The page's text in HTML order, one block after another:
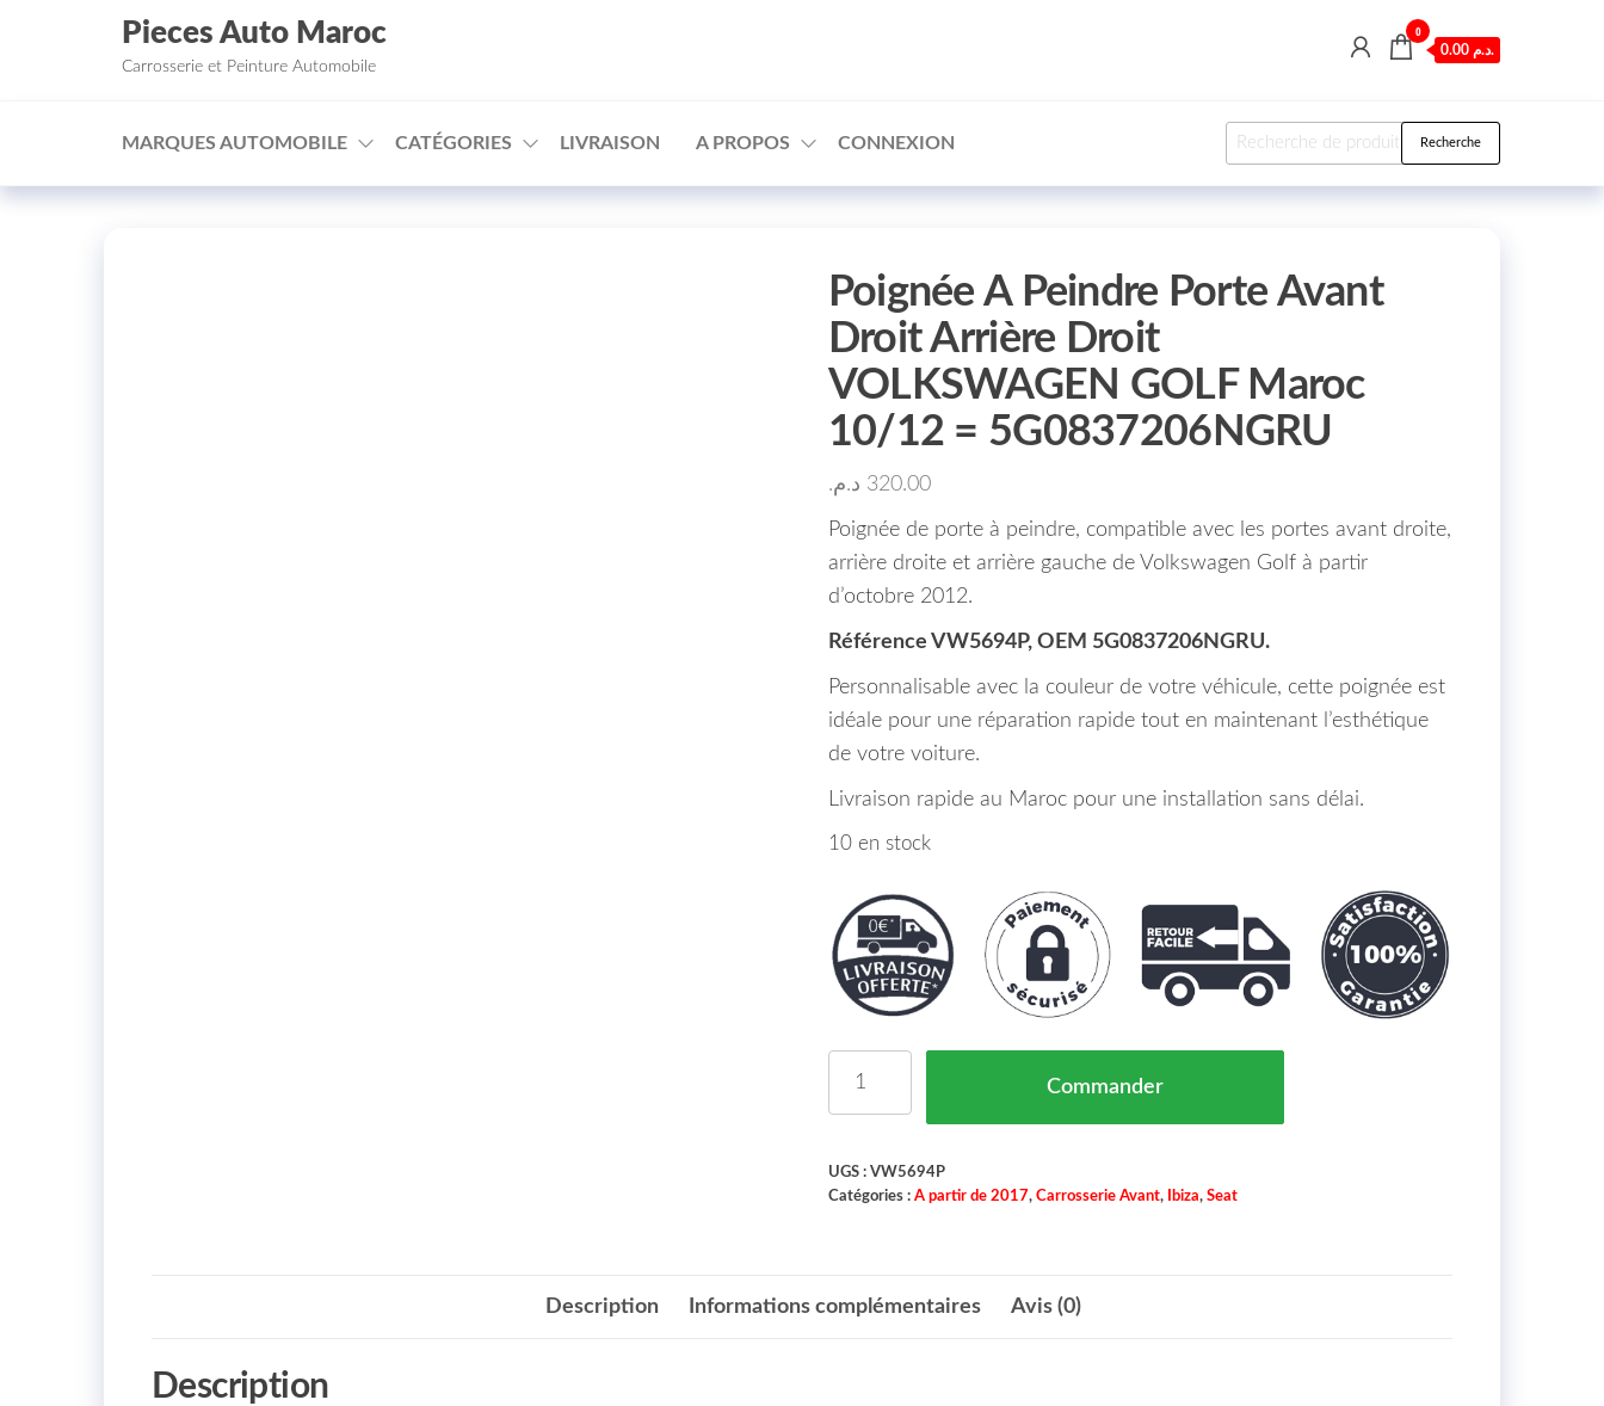
□
Aller au contenu
Pieces Auto Maroc
Carrosserie et Peinture Automobile
0
0.00 د.م.
MARQUES AUTOMOBILE CATÉGORIES LIVRAISON A PROPOS CONNEXION Recherche pour : Recherche
Poignée A Peindre Porte Avant
Droit Arrière Droit
VOLKSWAGEN GOLF Maroc
10/12 = 5G0837206NGRU
320.00 د.م.
Poignée de porte à peindre, compatible avec les portes avant droite,
arrière droite et arrière gauche de Volkswagen Golf à partir
d’octobre 2012.
Référence VW5694P, OEM 5G0837206NGRU.
Personnalisable avec la couleur de votre véhicule, cette poignée est
idéale pour une réparation rapide tout en maintenant l’esthétique
de votre voiture.
Livraison rapide au Maroc pour une installation sans délai.
10 en stock
Commander
UGS : VW5694P
Catégories : A partir de 2017, Carrosserie Avant, Ibiza, Seat
Description Informations complémentaires Avis (0)
Description